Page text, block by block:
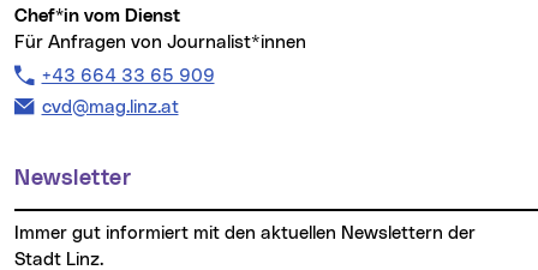
Chef*in vom Dienst
Für Anfragen von Journalist*innen
Telefon:
+43 664 33 65 909
E-Mail Adresse:
cvd@mag.linz.at
Newsletter
Stadt Linz.